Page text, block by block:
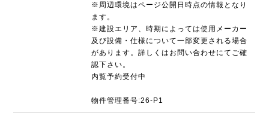
※周辺環境はページ公開日時点の情報となり
ます。
※建設エリア、時期によっては使用メーカー
及び設備・仕様について一部変更される場合
があります。詳しくはお問い合わせにてご確
認下さい。
内覧予約受付中
物件管理番号:26-P1